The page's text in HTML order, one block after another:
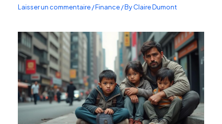
Laisser un commentaire/Finance/ ByClaire Dumont